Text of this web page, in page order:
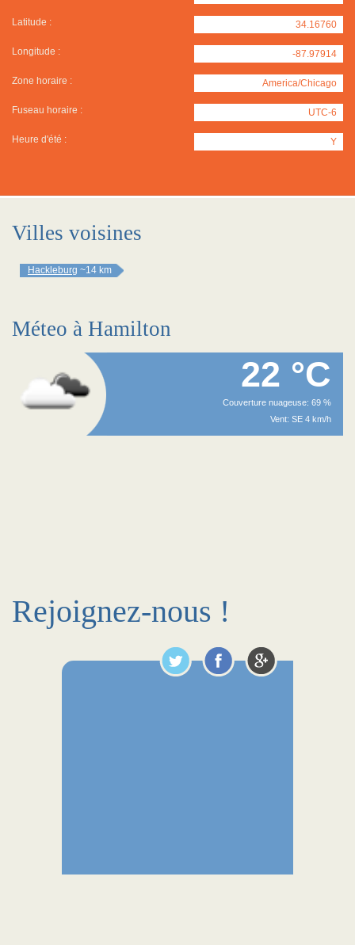
Latitude : 34.16760
Longitude : -87.97914
Zone horaire : America/Chicago
Fuseau horaire : UTC-6
Heure d'été : Y
Villes voisines
Hackleburg ~14 km
Méteo à Hamilton
22 °C
Couverture nuageuse: 69 %
Vent: SE 4 km/h
Rejoignez-nous !